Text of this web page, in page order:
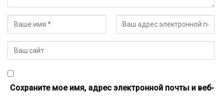
Сохраните мое имя, адрес электронной почты и веб-